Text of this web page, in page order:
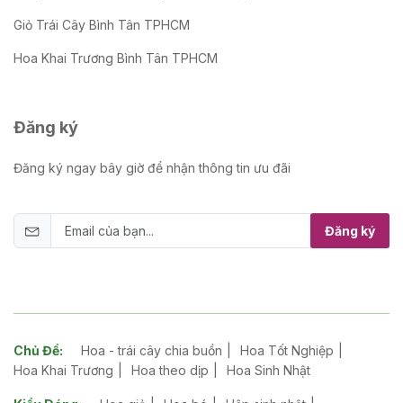
Giỏ Trái Cây Bình Tân TPHCM
Hoa Khai Trương Bình Tân TPHCM
Đăng ký
Đăng ký ngay bây giờ để nhận thông tin ưu đãi
Đăng ký
Chủ Đề: Hoa - trái cây chia buồn
Hoa Tốt Nghiệp
Hoa Khai Trương
Hoa theo dịp Hoa Sinh Nhật